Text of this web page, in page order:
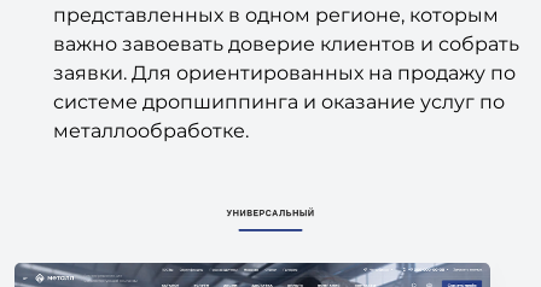
представленных в одном регионе, которым
важно завоевать доверие клиентов и собрать
заявки. Для ориентированных на продажу по
системе дропшиппинга и оказание услуг по
металлообработке.